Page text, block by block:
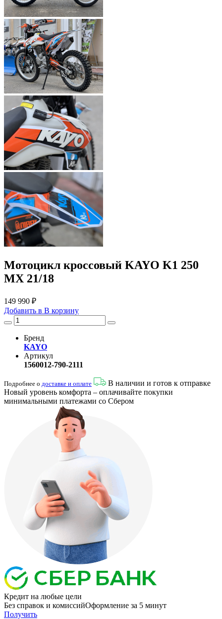
Мотоцикл кроссовый KAYO K1 250
MX 21/18
149 990 ₽
Добавить в В корзину
Бренд
KAYO
Артикул
1560012-790-2111
Подробнее о доставке и оплате
В наличии и готов к отправке
Новый уровень комфорта – оплачивайте покупки
минимальными платежами со Сбером
Кредит на любые цели
Без справок и комиссийОформление за 5 минут
Получить